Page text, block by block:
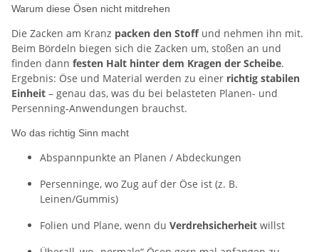
Warum diese Ösen nicht mitdrehen
Die Zacken am Kranz packen den Stoffund nehmen ihn mit.
Beim Bördeln biegen sich die Zacken um, stoßen an und
finden dann festen Halt hinter dem Kragen der Scheibe.
Ergebnis: Öse und Material werden zu einer richtig stabilen
Einheit – genau das, was du bei belasteten Planen- und
Persenning-Anwendungen brauchst.
Wo das richtig Sinn macht
Abspannpunkte an Planen / Abdeckungen
Persenninge, wo Zug auf der Öse ist (z. B.
Leinen/Gummis)
Folien und Plane, wenn du Verdrehsicherheit willst